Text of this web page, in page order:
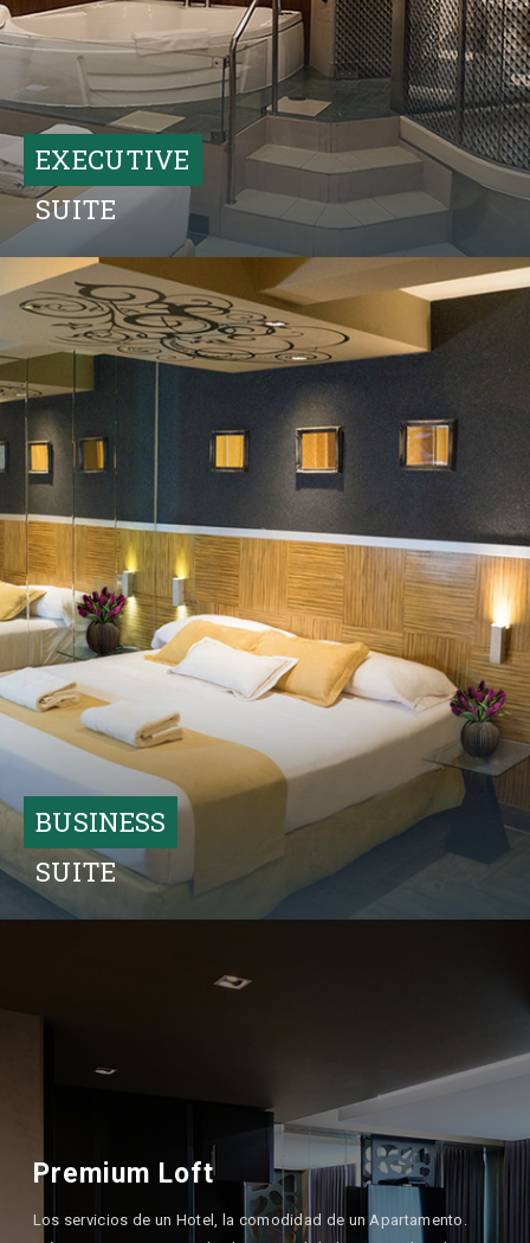
EXECUTIVE
SUITE
BUSINESS
SUITE
Descubrir Más
Premium Loft
Los servicios de un Hotel, la comodidad de un Apartamento.